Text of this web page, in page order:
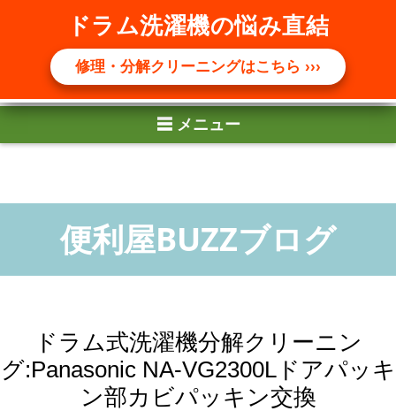
☰ メニュー
ドラム洗濯機の悩み直結
修理・分解クリーニングはこちら ›››
ドラム式洗濯機分解クリーニン
グ:Panasonic NA-VG2300Lドアパッキ
ン部カビパッキン交換